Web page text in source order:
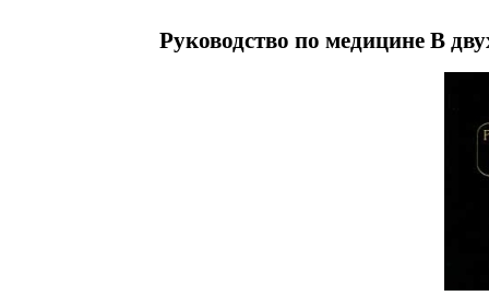
Руководство по медицине В